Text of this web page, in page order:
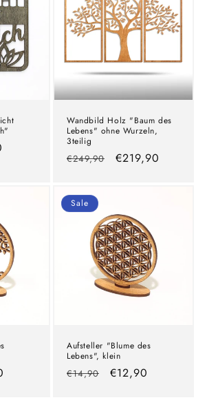
Wandbild Holz "Baum des
Lebens" ohne Wurzeln,
3teilig
Normaler
€249,90 Verkaufspreis
€219,90
Sale
Aufsteller "Blume des
Lebens", klein
Normaler
€14,90 Verkaufspreis
€12,90